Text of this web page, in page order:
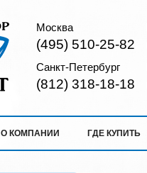
Москва
(495) 510-25-82
Санкт-Петербург
(812) 318-18-18
О КОМПАНИИ ГДЕ КУПИТЬ